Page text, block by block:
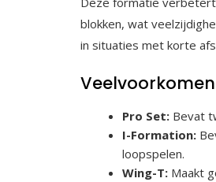
blokken, wat
in situaties met korte
Pro Set: Bevat
I-Formation:
loopspelen.
Wing-T: Maakt